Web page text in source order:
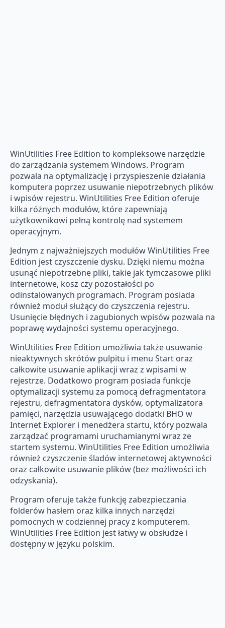
WinUtilities Free Edition to kompleksowe narzędzie
do zarządzania systemem Windows. Program
pozwala na optymalizację i przyspieszenie działania
komputera poprzez usuwanie niepotrzebnych plików
i wpisów rejestru. WinUtilities Free Edition oferuje
kilka różnych modułów, które zapewniają
użytkownikowi pełną kontrolę nad systemem
operacyjnym.
Jednym z najważniejszych modułów WinUtilities Free
Edition jest czyszczenie dysku. Dzięki niemu można
usunąć niepotrzebne pliki, takie jak tymczasowe pliki
internetowe, kosz czy pozostałości po
odinstalowanych programach. Program posiada
również moduł służący do czyszczenia rejestru.
Usunięcie błędnych i zagubionych wpisów pozwala na
poprawę wydajności systemu operacyjnego.
WinUtilities Free Edition umożliwia także usuwanie
nieaktywnych skrótów pulpitu i menu Start oraz
całkowite usuwanie aplikacji wraz z wpisami w
rejestrze. Dodatkowo program posiada funkcje
optymalizacji systemu za pomocą defragmentatora
rejestru, defragmentatora dysków, optymalizatora
pamięci, narzędzia usuwającego dodatki BHO w
Internet Explorer i menedżera startu, który pozwala
zarządzać programami uruchamianymi wraz ze
startem systemu. WinUtilities Free Edition umożliwia
również czyszczenie śladów internetowej aktywności
oraz całkowite usuwanie plików (bez możliwości ich
odzyskania).
Program oferuje także funkcję zabezpieczania
folderów hasłem oraz kilka innych narzędzi
pomocnych w codziennej pracy z komputerem.
WinUtilities Free Edition jest łatwy w obsłudze i
dostępny w języku polskim.